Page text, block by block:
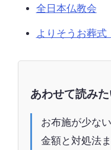
全日本仏教会
よりそうお葬式
あわせて読み
お布施が少な
金額と対処法